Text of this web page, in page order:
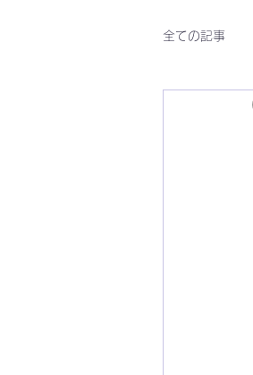
全ての記事